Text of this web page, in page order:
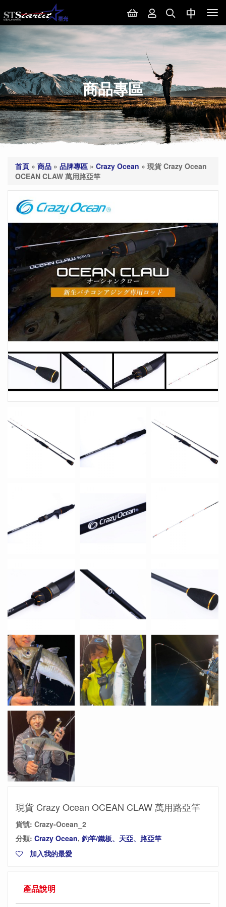
商品專區
首頁 » 商品 » 品牌專區 » Crazy Ocean » 現貨 Crazy Ocean
OCEAN CLAW 萬用路亞竿
現貨 Crazy Ocean OCEAN CLAW 萬用路亞竿
貨號: Crazy-Ocean_2
分類: Crazy Ocean, 釣竿/鐵板、天亞、路亞竿
加入我的最愛
產品說明